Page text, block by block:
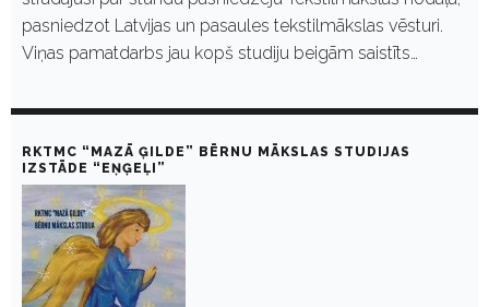
pasniedzot Latvijas un pasaules tekstilmākslas vēsturi.
Viņas pamatdarbs jau kopš studiju beigām saistīts…
RKTMC “MAZĀ ĢILDE” BĒRNU MĀKSLAS STUDIJAS
IZSTĀDE “EŅĢEĻI”